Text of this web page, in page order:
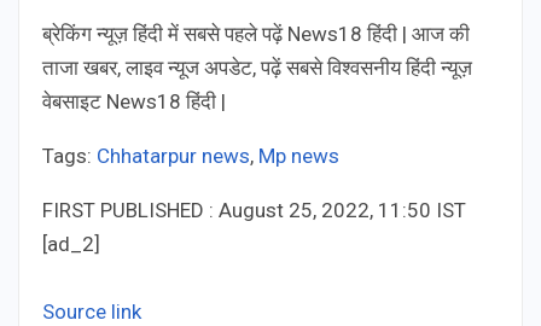
ब्रेकिंग न्यूज़ हिंदी में सबसे पहले पढ़ें News18 हिंदी | आज की
ताजा खबर, लाइव न्यूज अपडेट, पढ़ें सबसे विश्वसनीय हिंदी न्यूज़
वेबसाइट News18 हिंदी |
Tags: Chhatarpur news, Mp news
FIRST PUBLISHED : August 25, 2022, 11:50 IST
[ad_2]
Source link